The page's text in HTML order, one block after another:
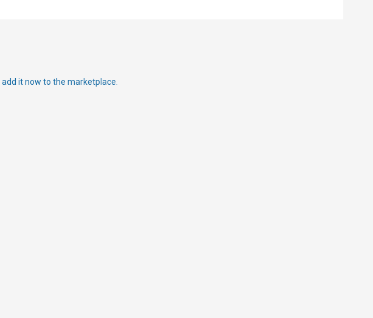
add it now to the marketplace.